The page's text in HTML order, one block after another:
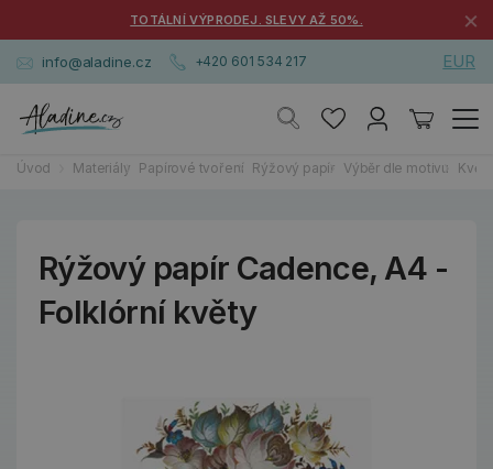
TOTÁLNÍ VÝPRODEJ. SLEVY AŽ 50%. ×
info@aladine.cz +420 601 534 217 EUR
Úvod Materiály Papírové tvoření Rýžový papír Výběr dle motivu
Rýžový papír Cadence, A4 -
Folklórní květy